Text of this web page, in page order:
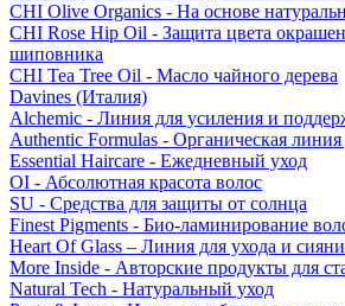
CHI Olive Organics - На основе
CHI Rose Hip Oil - Защита цвета
шиповника
CHI Tea Tree Oil - Масло чайного дерева
Davines (Италия)
Alchemic - Линия для усиления и
Authentic Formulas - Органическая линия
Essential Haircare - Eжедневный уход
OI - Абсолютная красота волос
SU - Средства для защиты от солнца
Finest Pigments - Био-ламинирование
Heart Of Glass – Линия для ухода и
More Inside - Авторские продукты для
Natural Tech - Натуральный уход